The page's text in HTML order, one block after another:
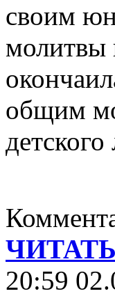
своим
молитвы
общим
детского
20:59